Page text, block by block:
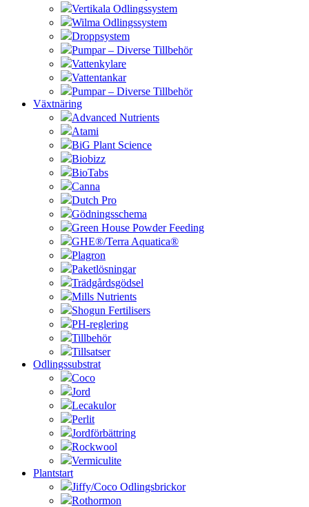
Vertikala Odlingssystem
Wilma Odlingssystem
Droppsystem
Pumpar – Diverse Tillbehör
Vattenkylare
Vattentankar
Pumpar – Diverse Tillbehör
Växtnäring
Advanced Nutrients
Atami
BiG Plant Science
Biobizz
BioTabs
Canna
Dutch Pro
Gödningsschema
Green House Powder Feeding
GHE®/Terra Aquatica®
Plagron
Paketlösningar
Trädgårdsgödsel
Mills Nutrients
Shogun Fertilisers
PH-reglering
Tillbehör
Tillsatser
Odlingssubstrat
Coco
Jord
Lecakulor
Perlit
Jordförbättring
Rockwool
Vermiculite
Plantstart
Jiffy/Coco Odlingsbrickor
Rothormon